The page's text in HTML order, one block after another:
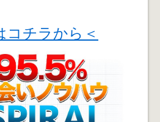
コチラから＜